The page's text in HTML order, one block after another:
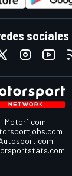
sociales
Motor1.com